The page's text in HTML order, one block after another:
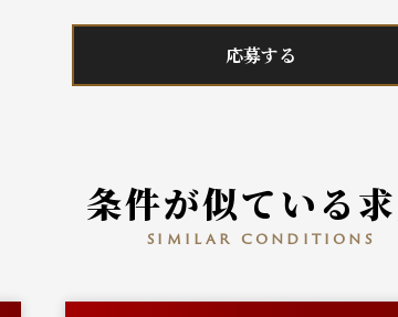
応募する
条件が似ている
similar conditions